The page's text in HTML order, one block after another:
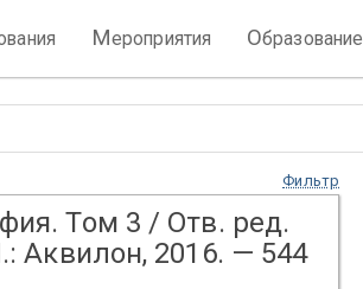
Мероприятия Образование
Фильтр
Том 3 / Отв. ред.
Аквилон, 2016. — 544